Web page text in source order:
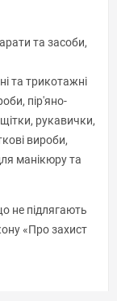
та засоби,
та трикотажні
пір'яно-
щітки, рукавички,
вироби,
манікюру та
не підлягають
«Про захист